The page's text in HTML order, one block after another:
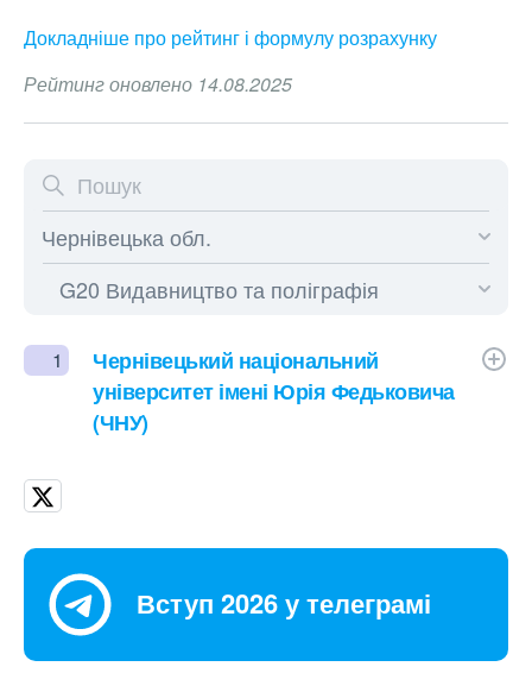
Докладніше про рейтинг і формулу розрахунку
Рейтинг оновлено 14.08.2025
1
Чернівецький національний
університет імені Юрія Федьковича
(ЧНУ)
Вступ 2026 у телеграмі